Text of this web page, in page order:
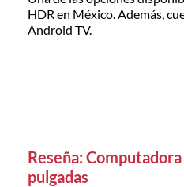
HDR en México. Además,
Android TV.
Reseña:
pulgadas